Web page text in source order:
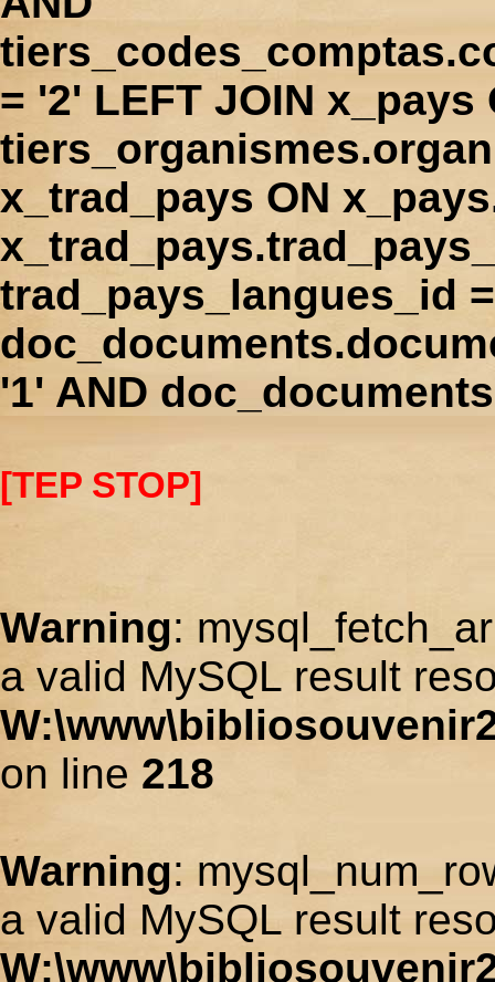
= '2' LEFT JOIN
x_trad_pays ON
trad_pays_langues_id
'1' AND
[TEP STOP]
Warning:
a valid MySQL result
on line 218
Warning:
a valid MySQL result